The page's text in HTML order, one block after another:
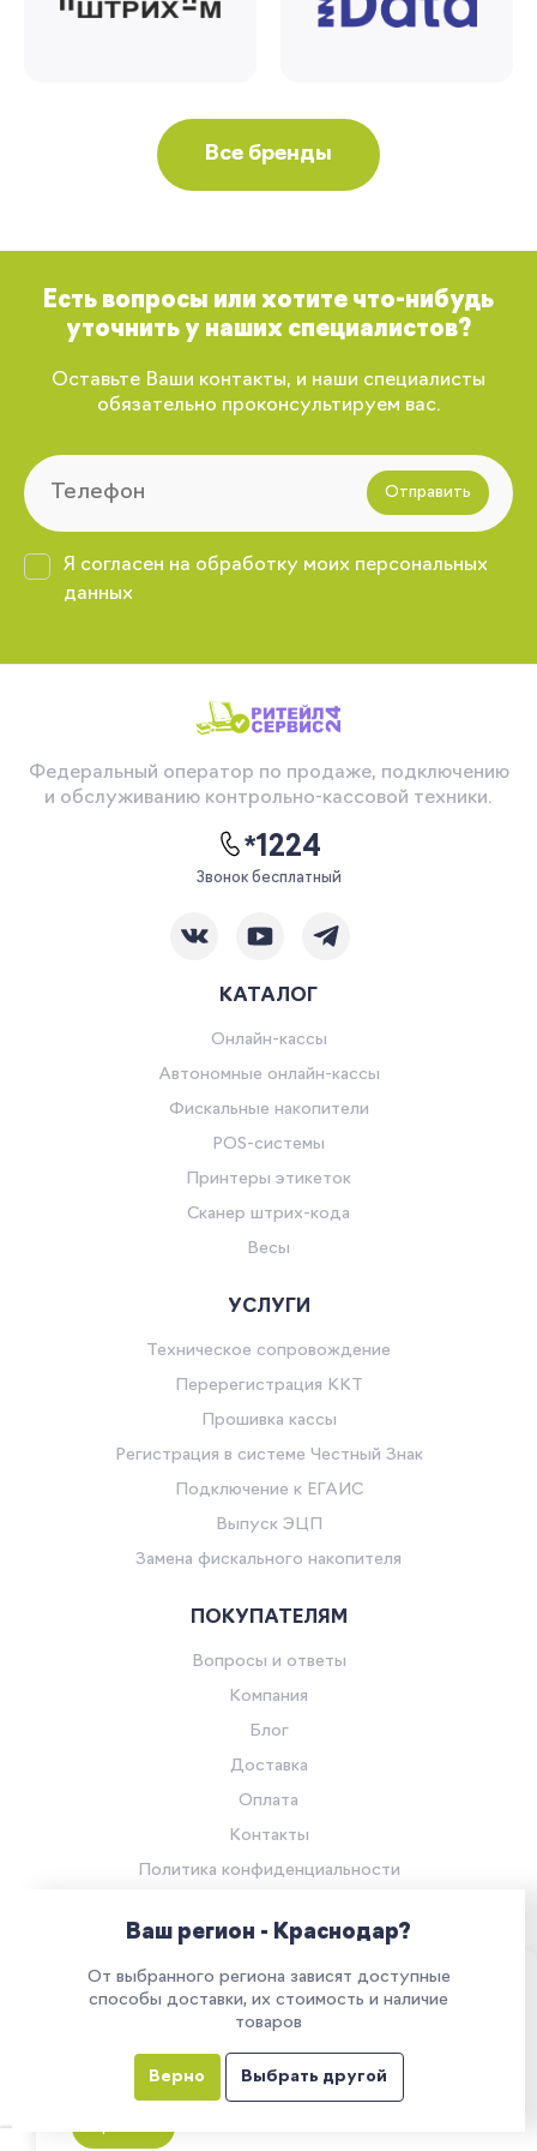
Все бренды
Есть вопросы или хотите что-нибудь
уточнить у наших специалистов?
Оставьте Ваши контакты, и наши специалисты
обязательно проконсультируем вас.
Отправить
Я согласен на обработку моих персональных
данных
Федеральный оператор по продаже, подключению
и обслуживанию контрольно-кассовой техники.
*1224
Звонок бесплатный
КАТАЛОГ
Онлайн-кассы
Автономные онлайн-кассы
Фискальные накопители
POS-системы
Принтеры этикеток
Сканер штрих-кода
Весы
УСЛУГИ
Техническое сопровождение
Перерегистрация ККТ
Прошивка кассы
Регистрация в системе Честный Знак
Подключение к ЕГАИС
Выпуск ЭЦП
Замена фискального накопителя
ПОКУПАТЕЛЯМ
Вопросы и ответы
Компания
Блог
Доставка
Оплата
Контакты
Политика конфиденциальности
Все права защищены.
Все указанные на сайте цены носят информационный характер и
не являются публичной офертой (ст. 437 ГК РФ)
Наш сайт использует куки. Продолжая им
пользоваться, вы соглашаетесь на обработку
персональных данных в соответствии с
политикой конфиденциальности
Ваш регион - Краснодар?
От выбранного региона зависят доступные
способы доставки, их стоимость и наличие
товаров
Верно Выбрать другой